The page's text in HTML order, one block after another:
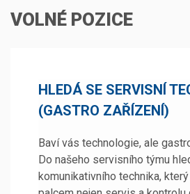
VOLNÉ POZICE
HLEDÁ SE SERVISNÍ
(GASTRO ZAŘÍZENÍ)
Baví vás technologie, ale
Do našeho servisního týmu
komunikativního technika,